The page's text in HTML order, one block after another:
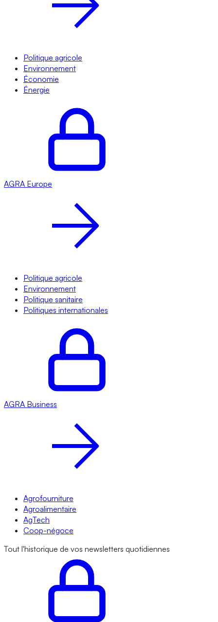
Politique agricole
Environnement
Économie
Énergie
AGRA Europe
Politique agricole
Environnement
Politique sanitaire
Politiques internationales
AGRA Business
Agrofourniture
Agroalimentaire
AgTech
Coop-négoce
Tout l'historique de vos newsletters quotidiennes